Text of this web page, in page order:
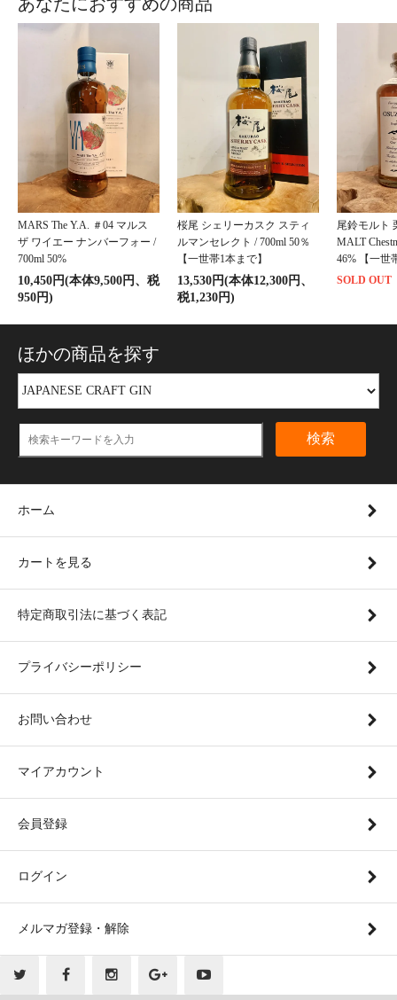
MARS The Y.A. ＃04 マルス
ザ ワイエー ナンバーフォー /
700ml 50%
10,450円(本体9,500円、税
950円)
桜尾 シェリーカスク スティ
ルマンセレクト / 700ml 50％
【一世帯1本まで】
13,530円(本体12,300円、
税1,230円)
尾鈴モルト
MALT
46% 【一世
SOLD OUT
ほかの商品を探す
検索
ホーム
カートを見る
特定商取引法に基づく表記
プライバシーポリシー
お問い合わせ
マイアカウント
会員登録
ログイン
メルマガ登録・解除